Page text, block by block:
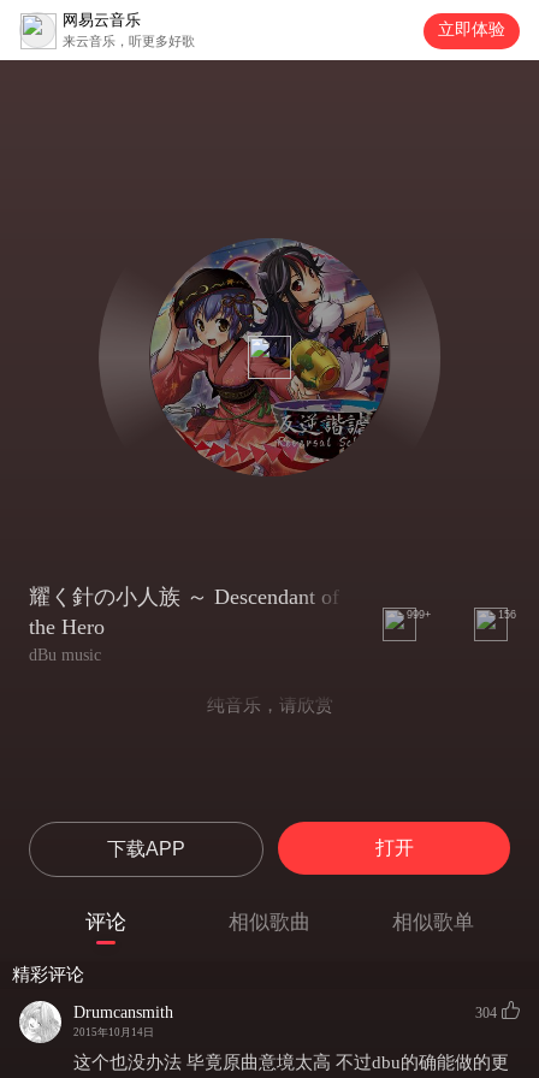
网易云音乐
来云音乐，听更多好歌
立即体验
耀く針の小人族 ～ Descendant of
the Hero
dBu music
999+ 156
纯音乐，请欣赏
下载APP 打开
评论 相似歌曲 相似歌单
精彩评论
Drumcansmith
2015年10月14日
304
这个也没办法 毕竟原曲意境太高 不过dbu的确能做的更